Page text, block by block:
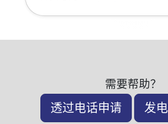
需要帮助？
透过电话申请 发